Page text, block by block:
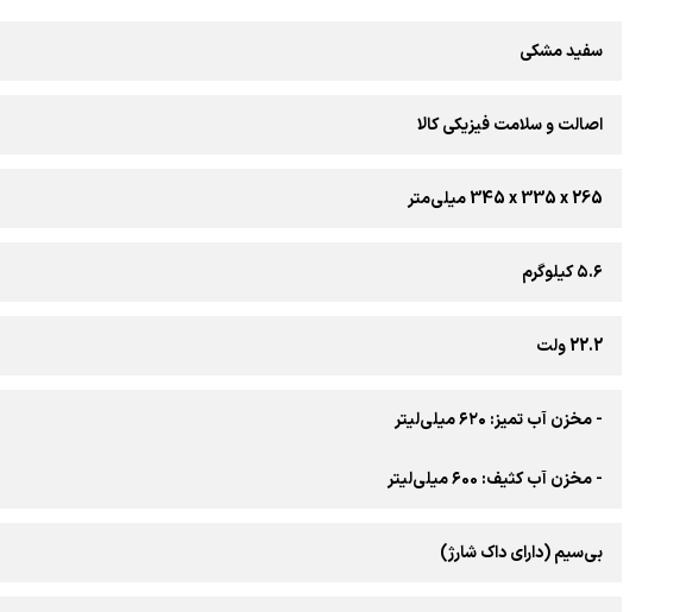
سفید مشکی
اصالت و سلامت فیزیکی کالا
‎345 x 335 x 265 میلی‌متر
۵.۶ کیلوگرم
22.2 ولت
- مخزن آب تمیز: ۶۲۰ میلی‌لیتر
- مخزن آب کثیف: ۶00 میلی‌لیتر
بی‌سیم (دارای داک شارژ)